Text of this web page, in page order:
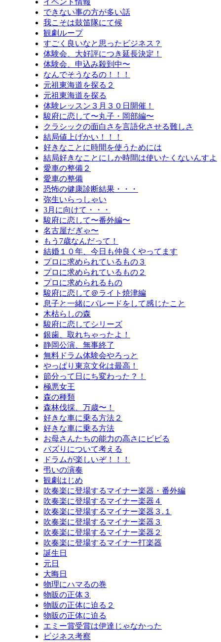
イベント情報
できない事の方が多い話
我こそは鼓笛隊にて候
観劇ループ
すごく良いなと思ったビジネス？
体験会、大好評につき延長決定！
体験会、申込み殺到中〜
なんでそうなるの！！！
元祖東海道を探る２
元祖東海道を探る
体験レッスン３月３０日開催！
駿府に恋して〜丸子・岡部編〜
クラシックの面白さを言語化させる難しさ
結局値上げかい！！！
好きなことに時間を使うためには
結局好きなことにしか時間は使いたくないんすよ
愛車の整備２
愛車の整備
恐怖の健康診断結果・・・
弥生いらっしゃい
3月に向けて・・・
駿府に恋して〜番外編〜
名古屋だぎゃ〜
もう7歳なんだって！
結婚１０年、今日も仲良くやってます
プロに求められているもの３
プロに求められているもの２
プロに求められるもの
駿府に恋して＠ライト焼津編
息子と一緒にパレードをして感じたこと
木枯らしの森
駿府に恋してシリーズ
銀歯、取れちゃったよ！
静岡公演、無事終了
無料ドラム体験会やろっと
やっぱり東京文化は最高！
節分って日にち変わった？！
極悪女王
森の種類
森林伐採、万歳〜！
好きな車に乗る方法２
好きな車に乗る方法
お母さんたちの能力の高さにビビる
バズりについて考える
ドラムが楽しいぞ！！！
弔いの演奏
観劇はじめ
吹奏楽に登場するマイナー楽器・番外編
吹奏楽に登場するマイナー楽器４
吹奏楽に登場するマイナー楽器３.１
吹奏楽に登場するマイナー楽器３
吹奏楽に登場するマイナー楽器２
吹奏楽に登場するマイナー打楽器
誕生日
元日
大晦日
物理にハマるの巻
物販の正体３
物販の正体に迫る２
物販の正体に迫る
エミー賞受賞は伊達じゃなかった
ビジネス考察